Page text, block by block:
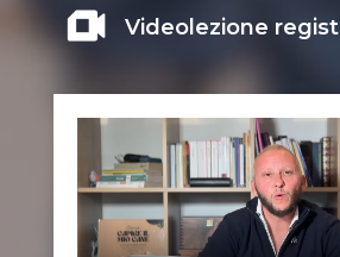
Videolezione